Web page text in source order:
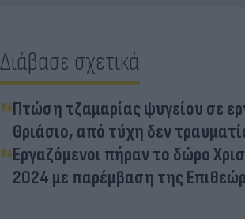
Διάβασε σχετικά
Πτώση τζαμαρίας ψυγείου σε
Θριάσιο, από τύχη δεν
Εργαζόμενοι πήραν το δώρο
2024 με παρέμβαση της